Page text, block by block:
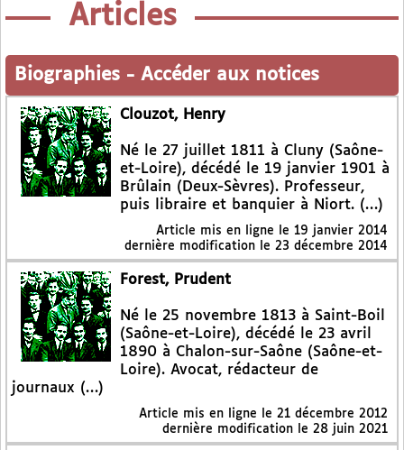
Articles
Biographies - Accéder aux notices
Clouzot, Henry
Né le 27 juillet 1811 à Cluny (Saône-
et-Loire), décédé le 19 janvier 1901 à
Brûlain (Deux-Sèvres). Professeur,
puis libraire et banquier à Niort. (…)
Article mis en ligne le 19 janvier 2014
dernière modification le 23 décembre 2014
Forest, Prudent
Né le 25 novembre 1813 à Saint-Boil
(Saône-et-Loire), décédé le 23 avril
1890 à Chalon-sur-Saône (Saône-et-
Loire). Avocat, rédacteur de
journaux (…)
Article mis en ligne le 21 décembre 2012
dernière modification le 28 juin 2021